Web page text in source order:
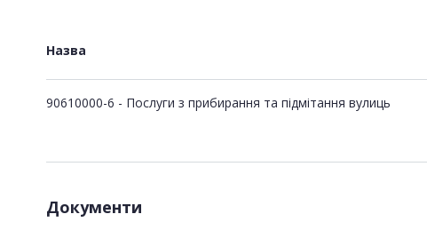
Назва
90610000-6 - Послуги з прибирання та підмітання вулиць
Документи